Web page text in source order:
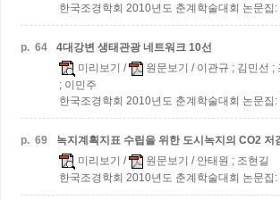
한국조경학회 2010년도 춘계학술대회 논문집
p. 64
4대강변 생태관광 네트워크 10선
미리보기 / 원문보기 / 이관규 ; 김민선 ;
; 이민주
한국조경학회 2010년도 춘계학술대회 논문집
p. 69 녹지계획지표 수립을 위한 도시녹지의 CO2 저
미리보기 / 원문보기 / 안태원 ; 조현길
한국조경학회 2010년도 춘계학술대회 논문집